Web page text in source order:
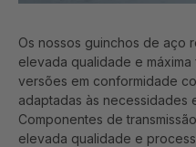
Os nossos guinchos de aço
elevada qualidade e
versões em conformidade
adaptadas às necessidades
Componentes de
elevada qualidade e